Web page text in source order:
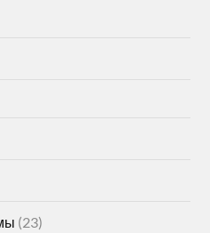
(23)